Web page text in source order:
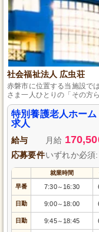
社会福祉法人 広虫荘
赤磐市に位置する当施設で
さま一人ひとりの「その方
通じて、快適で健やかな毎
育児休暇や介護休暇の取
働き方が可能です。
特別養護老人ホー
求人
給与 月給
応募要件いずれか必須
就業時間
早番 7:30～ 16:30
日勤 9:00～ 18:00
日勤 9:45～ 18:45